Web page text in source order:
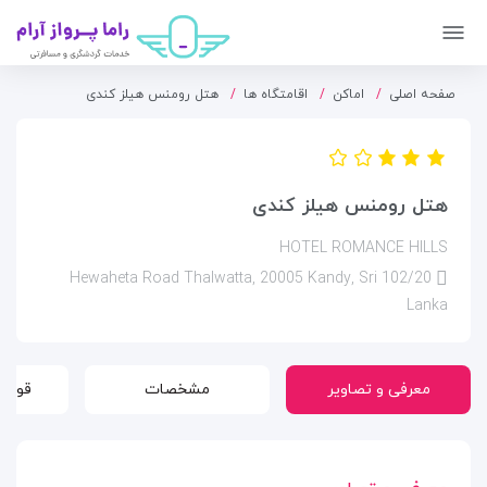
صفحه اصلی اماکن اقامتگاه ها هتل رومنس هیلز کندی
هتل رومنس هیلز کندی
HOTEL ROMANCE HILLS
102/20 Hewaheta Road Thalwatta, 20005 Kandy, Sri
Lanka
معرفی و تصاویر مشخصات